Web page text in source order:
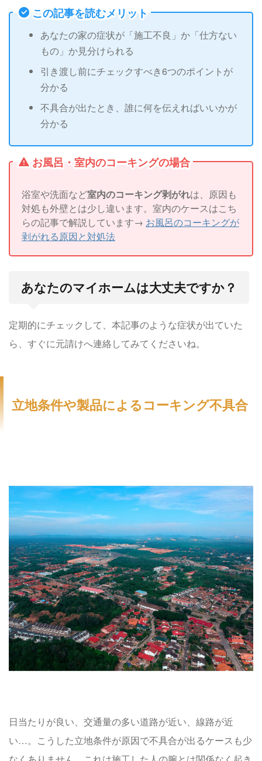
この記事を読むメリット
あなたの家の症状が「施工不良」か「仕方ない
もの」か見分けられる
引き渡し前にチェックすべき6つのポイントが
分かる
不具合が出たとき、誰に何を伝えればいいかが
分かる
お風呂・室内のコーキングの場合
浴室や洗面など室内のコーキング剥がれは、原因も
対処も外壁とは少し違います。室内のケースはこち
らの記事で解説しています→ お風呂のコーキングが
剥がれる原因と対処法
あなたのマイホームは大丈夫ですか？
定期的にチェックして、本記事のような症状が出ていた
ら、すぐに元請けへ連絡してみてくださいね。
立地条件や製品によるコーキング不具合
日当たりが良い、交通量の多い道路が近い、線路が近
い…。こうした立地条件が原因で不具合が出るケースも少